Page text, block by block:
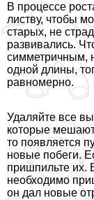
В процессе
листву, чтобы
старых, не
развивались.
симметричным,
одной длины,
равномерно.
Удаляйте все
которые мешают
то появляется
новые побеги.
пришпильте их.
необходимо
он дал новые